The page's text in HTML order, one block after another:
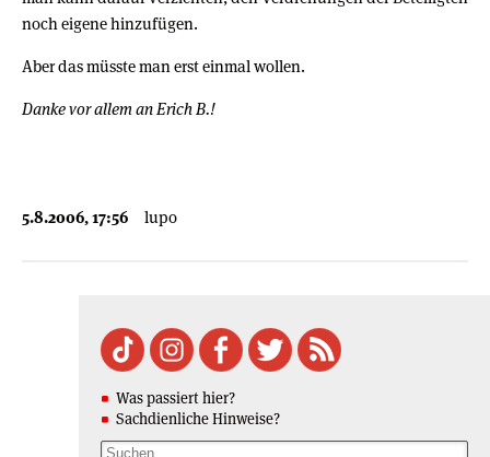
noch eigene hinzufügen.
Aber das müsste man erst einmal wollen.
Danke vor allem an Erich B.!
5.8.2006, 17:56 lupo
Was passiert hier?
Sachdienliche Hinweise?